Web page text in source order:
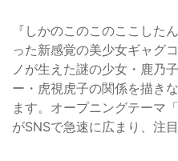
『しかのこのこのここした
った新感覚の美少女ギャグ
ノが生えた謎の少女・鹿乃
ー・虎視虎子の関係を描き
ます。オープニングテーマ
がSNSで急速に広まり、注